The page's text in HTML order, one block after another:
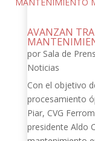
AVANZAN
por Sala de
Noticias
Con el objetivo
procesamiento
Piar, CVG
presidente Aldo